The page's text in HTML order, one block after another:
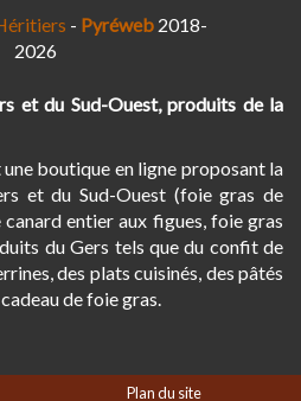
des
Héritiers
Facebook
- Pyréweb2018-
2026
et du Sud-Ouest, produits de la
boutique en ligne proposant la
et du Sud-Ouest (foie gras de
entier aux figues, foie gras
du Gers tels que du confit de
des plats cuisinés, des pâtés
de foie gras.
Plan du site